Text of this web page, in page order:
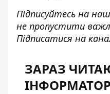
Підписуйтесь на наш
не пропустити
Підписатися на
ЗАРАЗ